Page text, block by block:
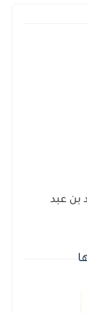
بن عبد